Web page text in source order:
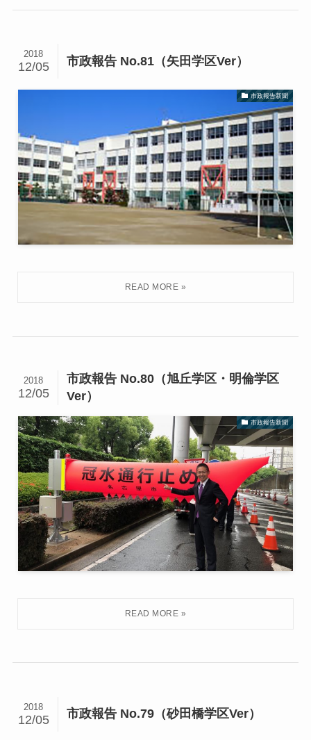
市政報告 No.81（矢田学区Ver）
2018
12/05
市政報告新聞
市政報告 No.80（旭丘学区・明倫学区
Ver）
2018
12/05
市政報告新聞
市政報告 No.79（砂田橋学区Ver）
2018
12/05